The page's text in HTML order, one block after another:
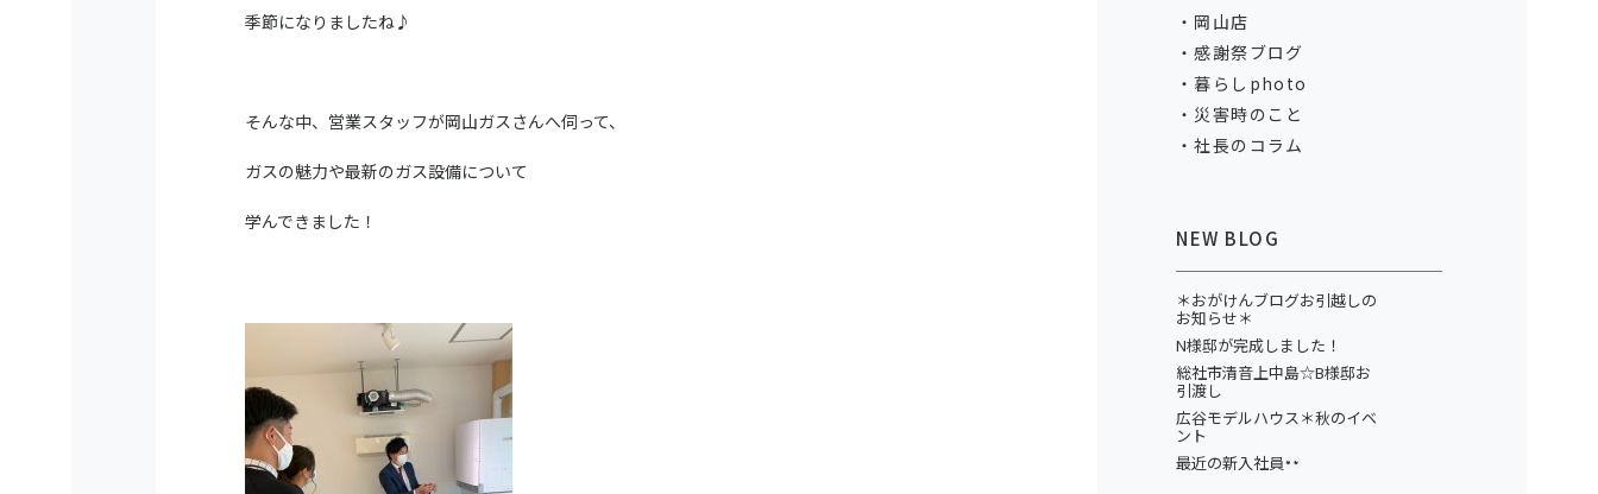
季節になりましたね♪
そんな中、営業スタッフが岡山ガスさんへ伺って、
ガスの魅力や最新のガス設備について
学んできました！
岡山店
感謝祭ブログ
暮らしphoto
災害時のこと
社長のコラム
NEW BLOG
＊おがけんブログお引越しの
お知らせ＊
N様邸が完成しました！
総社市清音上中島☆B様邸お
引渡し
広谷モデルハウス＊秋のイベ
ント
最近の新入社員